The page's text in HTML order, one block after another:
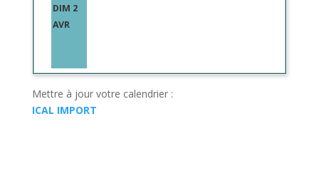
DIM 2
AVR
Mettre à jour votre calendrier :
ICAL IMPORT